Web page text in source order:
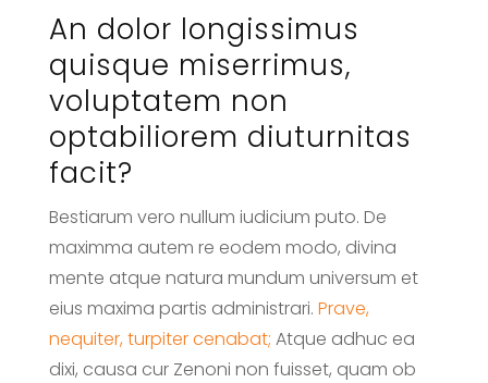
An dolor longissimus
quisque miserrimus,
voluptatem non
optabiliorem diuturnitas
facit?
Bestiarum vero nullum iudicium puto. De
maximma autem re eodem modo, divina
mente atque natura mundum universum et
eius maxima partis administrari. Prave,
nequiter, turpiter cenabat; Atque adhuc ea
dixi, causa cur Zenoni non fuisset, quam ob